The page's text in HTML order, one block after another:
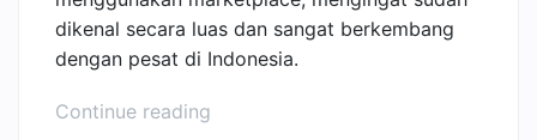
dikenal secara luas dan sangat berkembang
dengan pesat di Indonesia.
Continue reading